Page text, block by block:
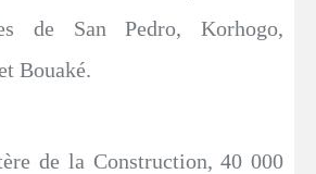
de San Pedro, Korhogo,
Bouaké.
de la Construction, 40 000